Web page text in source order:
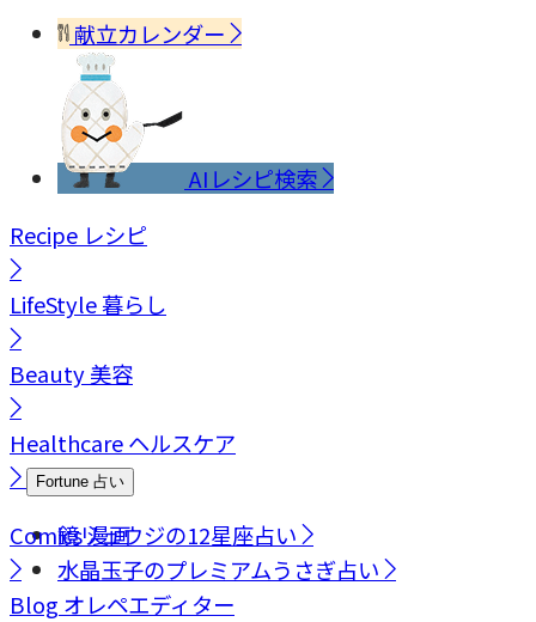
献立カレンダー
AIレシピ検索
Recipe レシピ
LifeStyle暮らし
Beauty美容
Healthcareヘルスケア
Fortune 占い
鏡リュウジの12星座占い
水晶玉子のプレミアムうさぎ占い
Comics漫画
Blog オレペエディター